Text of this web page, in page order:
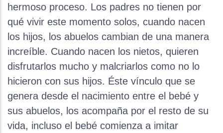
hermoso proceso. Los padres no tienen por
qué vivir este momento solos, cuando nacen
los hijos, los abuelos cambian de una manera
increíble. Cuando nacen los nietos, quieren
disfrutarlos mucho y malcriarlos como no lo
hicieron con sus hijos. Éste vínculo que se
genera desde el nacimiento entre el bebé y
sus abuelos, los acompaña por el resto de su
vida, incluso el bebé comienza a imitar